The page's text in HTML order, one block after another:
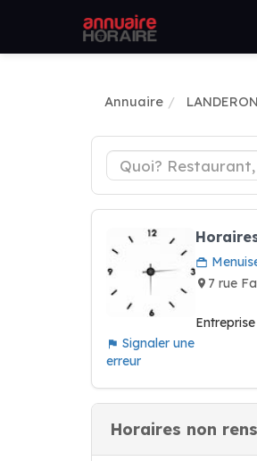
Annuaire
Signaler une
erreur
7 rue
Horaires non